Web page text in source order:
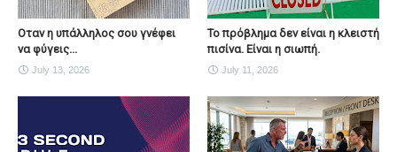
Οταν η υπάλληλος σου γνέφει
να φύγεις...
July 13, 2026
Το πρόβλημα δεν είναι η κλειστή
πισίνα. Είναι η σιωπή.
July 11, 2026